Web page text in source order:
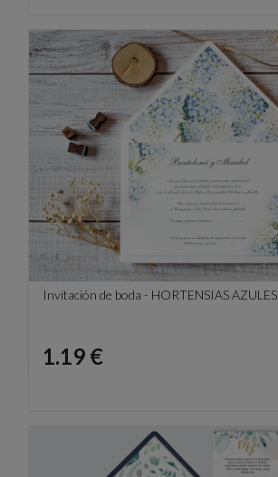
Invitación de boda - HORTENSIAS AZULES
Precio
1.19 €